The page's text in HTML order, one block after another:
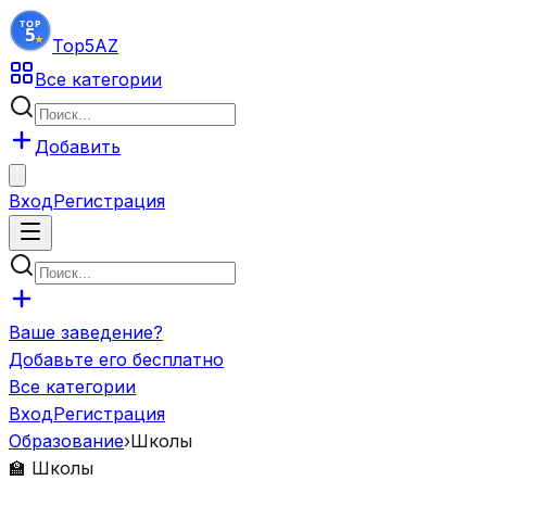
Top5AZ
Все категории
Добавить
ВходРегистрация
Ваше заведение?
Добавьте его бесплатно
Все категории
ВходРегистрация
Образование›Школы
🏫 Школы